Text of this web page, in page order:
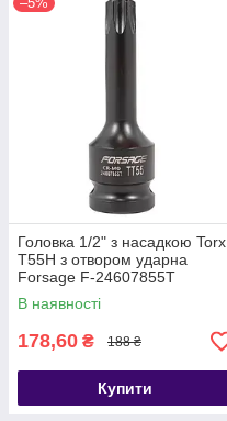
Головка 1/2" з насадкою Torx
T55H з отвором ударна
Forsage F-24607855T
В наявності
178,60 ₴ 188 ₴
Купити